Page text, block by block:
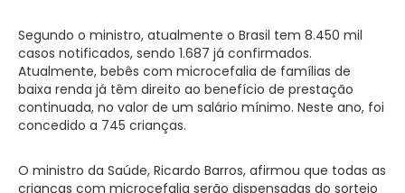
Segundo o ministro, atualmente o Brasil tem 8.450 mil
casos notificados, sendo 1.687 já confirmados.
Atualmente, bebês com microcefalia de famílias de
baixa renda já têm direito ao benefício de prestação
continuada, no valor de um salário mínimo. Neste ano, foi
concedido a 745 crianças.
O ministro da Saúde, Ricardo Barros, afirmou que todas as
crianças com microcefalia serão dispensadas do sorteio